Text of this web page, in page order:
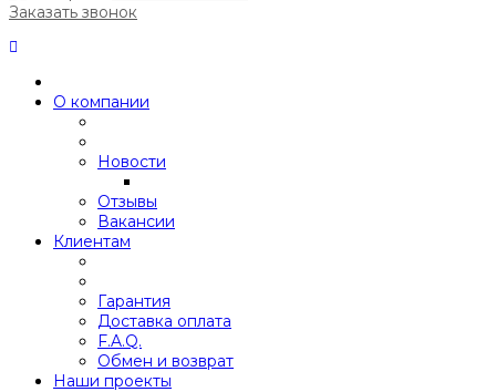
Заказать звонок
О компании
Новости
Отзывы
Вакансии
Клиентам
Гарантия
Доставка оплата
F.A.Q.
Обмен и возврат
Наши проекты